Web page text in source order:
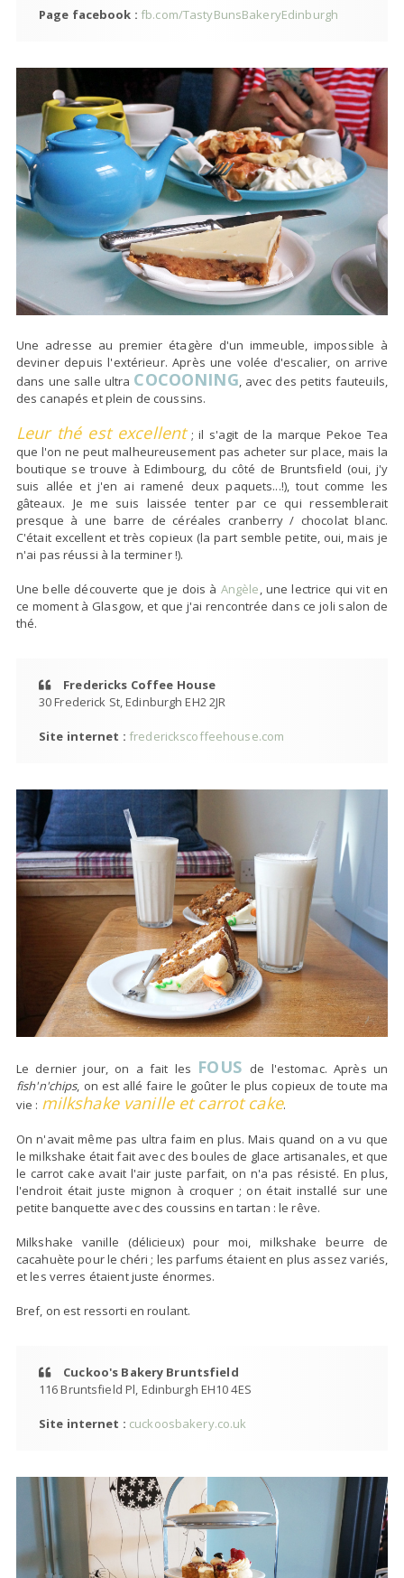
Page facebook : fb.com/TastyBunsBakeryEdinburgh
Une adresse au premier étagère d'un immeuble, impossible à
deviner depuis l'extérieur. Après une volée d'escalier, on arrive
dans une salle ultra COCOONING, avec des petits fauteuils,
des canapés et plein de coussins.
Leur thé est excellent; il s'agit de la marque Pekoe Tea
que l'on ne peut malheureusement pas acheter sur place, mais la
boutique se trouve à Edimbourg, du côté de Bruntsfield (oui, j'y
suis allée et j'en ai ramené deux paquets...!), tout comme les
gâteaux. Je me suis laissée tenter par ce qui ressemblerait
presque à une barre de céréales cranberry / chocolat blanc.
C'était excellent et très copieux (la part semble petite, oui, mais je
n'ai pas réussi à la terminer !).
Une belle découverte que je dois à Angèle, une lectrice qui vit en
ce moment à Glasgow, et que j'ai rencontrée dans ce joli salon de
thé.
Fredericks Coffee House
30 Frederick St, Edinburgh EH2 2JR
Site internet : frederickscoffeehouse.com
Le dernier jour, on a fait les FOUS de l'estomac. Après un
fish'n'chips, on est allé faire le goûter le plus copieux de toute ma
vie : milkshake vanille et carrot cake.
On n'avait même pas ultra faim en plus. Mais quand on a vu que
le milkshake était fait avec des boules de glace artisanales, et que
le carrot cake avait l'air juste parfait, on n'a pas résisté. En plus,
l'endroit était juste mignon à croquer ; on était installé sur une
petite banquette avec des coussins en tartan : le rêve.
Milkshake vanille (délicieux) pour moi, milkshake beurre de
cacahuète pour le chéri ; les parfums étaient en plus assez variés,
et les verres étaient juste énormes.
Bref, on est ressorti en roulant.
Cuckoo's Bakery Bruntsfield
116 Bruntsfield Pl, Edinburgh EH10 4ES
Site internet : cuckoosbakery.co.uk